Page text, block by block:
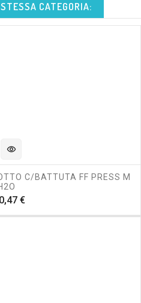
CATEGORIA:
visibility
C/BATTUTA FF PRESS M
€Prezzo